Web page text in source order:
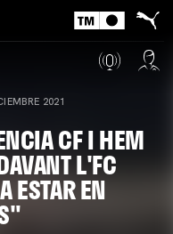
2021
CF I HEM
L'FC
ESTAR EN